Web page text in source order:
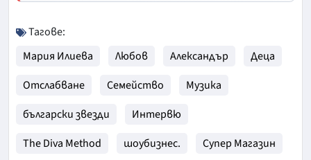
Тагове:
Мария Илиева
Любов Александър
Деца
Отслабване
Семейство
Музика
български звезди
Интервю
The Diva Method
шоубизнес. Супер Магазин